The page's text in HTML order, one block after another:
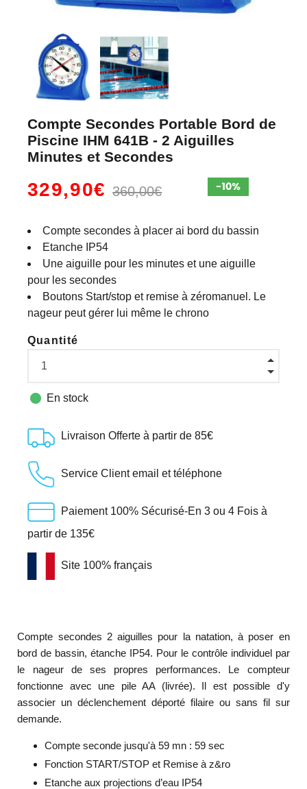
Compte Secondes Portable Bord de
Piscine IHM 641B - 2 Aiguilles
Minutes et Secondes
329,90€360,00€
Compte secondes à placer ai bord du bassin
Etanche IP54
Une aiguille pour les minutes et une aiguille
pour les secondes
Boutons Start/stop et remise à zéromanuel. Le
nageur peut gérer lui même le chrono
Quantité
 En stock
Livraison Offerte à partir de 85€
Service Client email et téléphone
Paiement 100% Sécurisé-En 3 ou 4 Fois à
partir de 135€
Site 100% français
Compte secondes 2 aiguilles pour la natation, à poser en
bord de bassin, étanche IP54. Pour le contrôle individuel par
le nageur de ses propres performances. Le compteur
fonctionne avec une pile AA (livrée). Il est possible d'y
associer un déclenchement déporté filaire ou sans fil sur
demande.
Compte seconde jusqu'à 59 mn : 59 sec
Fonction START/STOP et Remise à z&ro
Etanche aux projections d’eau IP54